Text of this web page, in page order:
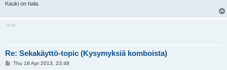
Kauki on hala.
zerk
Re: Sekakäyttö-topic (Kysymyksiä komboista)
PThu 18 Apr 2013, 23:48